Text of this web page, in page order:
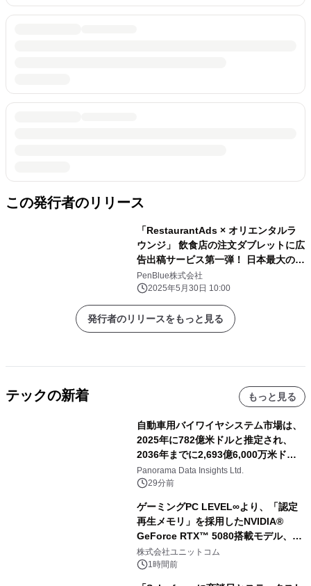
この発行者のリリース
「RestaurantAds × オリエンタルラ
ウンジ」 飲食店の注文ダブレットに広
告出稿サービス第一弾！ 日本最大の相
席ラウンジと期間限定キャンペーン実
施！
PenBlue株式会社
2025年5月30日 10:00
発行者のリリースをもっと見る
テックの新着 もっと見る
自動車用バイワイヤシステム市場は、
2025年に782億米ドルと推定され、
2036年までに2,693億6,000万米ドル
に達すると予測されており、予測期間
（2026年～2036年）
Panorama Data Insights Ltd.
29分前
ゲーミングPC LEVEL∞より、「認定
再生メモリ」を採用したNVIDIA®
GeForce RTX™ 5080搭載モデル、
NVIDIA® GeForce RTX™ 5070 Ti搭
載モデルを販売開始
株式会社ユニットコム
1時間前